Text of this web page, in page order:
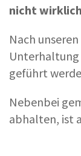
nicht
Nach
Unterhaltung
geführt
Nebenbei
abhalten, ist